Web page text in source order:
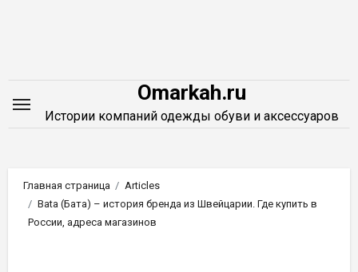
Omarkah.ru
Истории компаний одежды обуви и аксессуаров
Главная страница
Articles
Bata (Бата) – история бренда из Швейцарии. Где купить в
России, адреса магазинов